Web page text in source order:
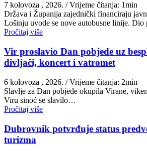
7 kolovoza , 2026. / Vrijeme čitanja: 1min
Država i Županija zajednički financiraju
Lošinju uvode se nove autobusne linije.
Pročitaj više
Vir proslavio Dan pobjede uz
divljači, koncert i vatromet
6 kolovoza , 2026. / Vrijeme čitanja: 2min
Slavlje za Dan pobjede okupila Virane,
Viru sinoć se slavilo…
Pročitaj više
Dubrovnik potvrđuje status
turizma